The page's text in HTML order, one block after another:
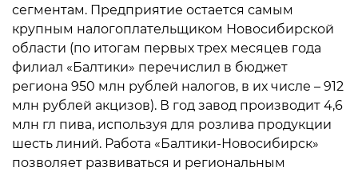
сегментам. Предприятие остается самым
крупным налогоплательщиком Новосибирской
области (по итогам первых трех месяцев года
филиал «Балтики» перечислил в бюджет
региона 950 млн рублей налогов, в их числе – 912
млн рублей акцизов). В год завод производит 4,6
млн гл пива, используя для розлива продукции
шесть линий. Работа «Балтики-Новосибирск»
позволяет развиваться и региональным